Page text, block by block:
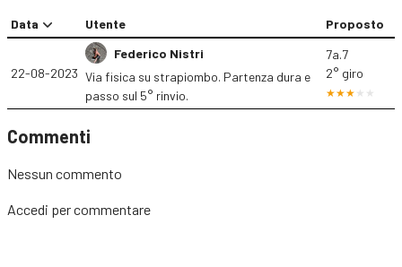
Data Utente Proposto
22-08-2023
Federico Nistri
Via fisica su strapiombo. Partenza dura e
passo sul 5° rinvio.
7a.7
2° giro
Commenti
Nessun commento
Accedi per commentare